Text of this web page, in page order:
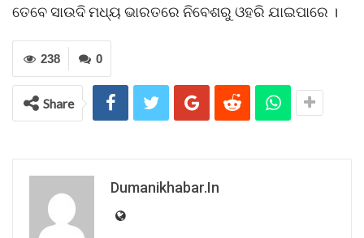
ତେବେ ସାଉଦି ମଧ୍ୟ ଭାରତରେ ନିବେଶରୁ ଓହରି ଯାଇପାରେ ।
0
238
Share
Dumanikhabar.in